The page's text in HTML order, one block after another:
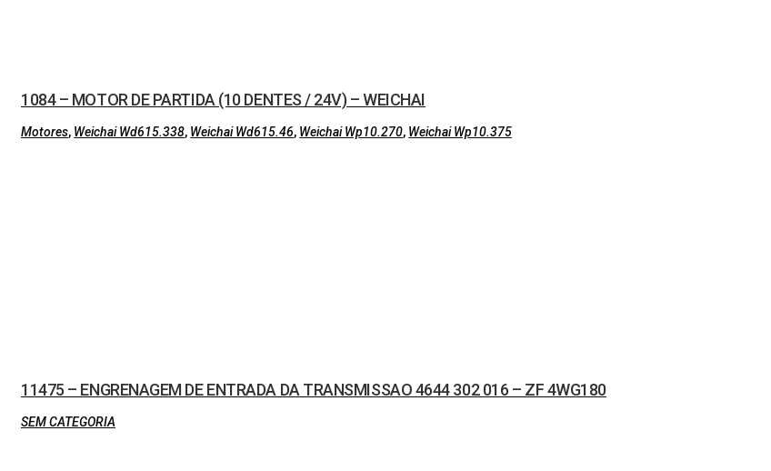
1084 – MOTOR DE PARTIDA (10 DENTES / 24V) – WEICHAI
Motores, Weichai Wd615.338, Weichai Wd615.46, Weichai Wp10.270, Weichai Wp10.375
11475 – ENGRENAGEM DE ENTRADA DA TRANSMISSAO 4644 302 016 – ZF 4WG180
SEM CATEGORIA